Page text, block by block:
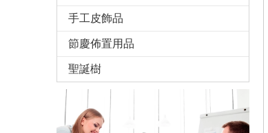
手工皮飾品
節慶佈置用品
聖誕樹